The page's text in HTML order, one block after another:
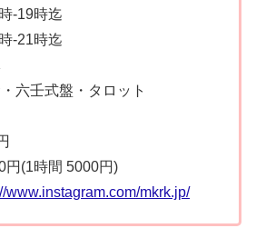
-19時迄
-21時迄
六壬式盤・タロット
円(1時間 5000円)
www.instagram.com/mkrk.jp/